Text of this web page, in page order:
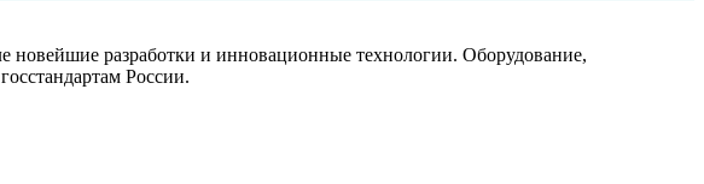
новейшие разработки и инновационные технологии. Оборудование,
России.